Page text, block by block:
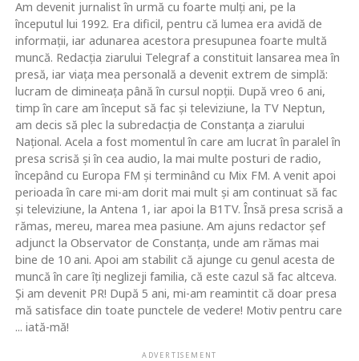
Am devenit jurnalist în urmă cu foarte mulţi ani, pe la
începutul lui 1992. Era dificil, pentru că lumea era avidă de
informaţii, iar adunarea acestora presupunea foarte multă
muncă. Redacţia ziarului Telegraf a constituit lansarea mea în
presă, iar viaţa mea personală a devenit extrem de simplă:
lucram de dimineaţa până în cursul nopţii. După vreo 6 ani,
timp în care am început să fac şi televiziune, la TV Neptun,
am decis să plec la subredacţia de Constanţa a ziarului
Naţional. Acela a fost momentul în care am lucrat în paralel în
presa scrisă şi în cea audio, la mai multe posturi de radio,
începând cu Europa FM şi terminând cu Mix FM. A venit apoi
perioada în care mi-am dorit mai mult şi am continuat să fac
şi televiziune, la Antena 1, iar apoi la B1TV. Însă presa scrisă a
rămas, mereu, marea mea pasiune. Am ajuns redactor şef
adjunct la Observator de Constanţa, unde am rămas mai
bine de 10 ani. Apoi am stabilit că ajunge cu genul acesta de
muncă în care îţi neglizeji familia, că este cazul să fac altceva.
Şi am devenit PR! După 5 ani, mi-am reamintit că doar presa
mă satisface din toate punctele de vedere! Motiv pentru care
... iată-mă!
ADVERTISEMENT